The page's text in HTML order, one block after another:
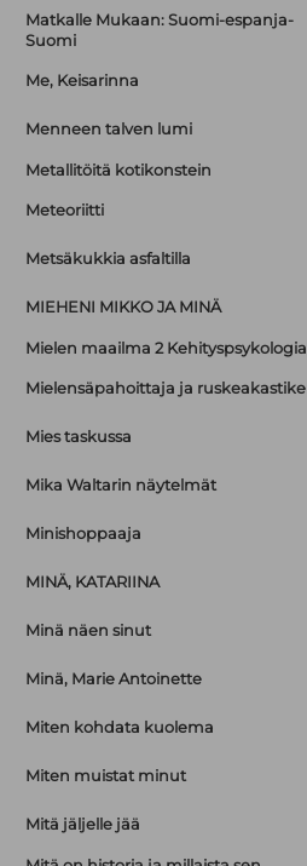
Matkalle Mukaan: Suomi-espanja-
Suomi
Me, Keisarinna
Menneen talven lumi
Metallitöitä kotikonstein
Meteoriitti
Metsäkukkia asfaltilla
MIEHENI MIKKO JA MINÄ
Mielen maailma 2 Kehityspsykologia
Mielensäpahoittaja ja ruskeakastike
Mies taskussa
Mika Waltarin näytelmät
Minishoppaaja
MINÄ, KATARIINA
Minä näen sinut
Minä, Marie Antoinette
Miten kohdata kuolema
Miten muistat minut
Mitä jäljelle jää